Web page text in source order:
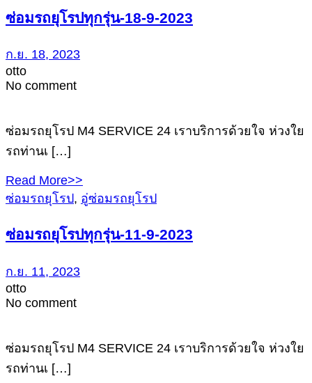
ซ่อมรถยุโรปทุกรุ่น-18-9-2023
ก.ย. 18, 2023
otto
No comment
ซ่อมรถยุโรป M4 SERVICE 24 เราบริการด้วยใจ ห่วงใย
รถท่านเ […]
Read More>>
ซ่อมรถยุโรป, อู่ซ่อมรถยุโรป
ซ่อมรถยุโรปทุกรุ่น-11-9-2023
ก.ย. 11, 2023
otto
No comment
ซ่อมรถยุโรป M4 SERVICE 24 เราบริการด้วยใจ ห่วงใย
รถท่านเ […]